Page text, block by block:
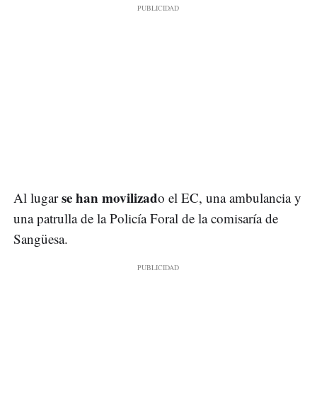
Al lugarse han movilizado el EC, una ambulancia y
una patrulla de la Policía Foral de la comisaría de
Sangüesa.